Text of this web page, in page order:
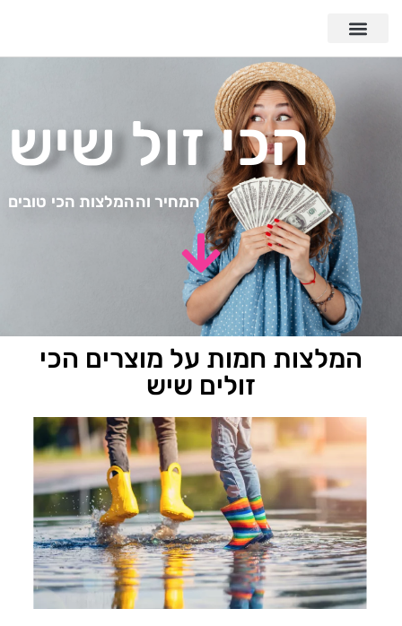
הכי זול שיש
המחיר וההמלצות הכי טובים
המלצות חמות על מוצרים הכי
זולים שיש